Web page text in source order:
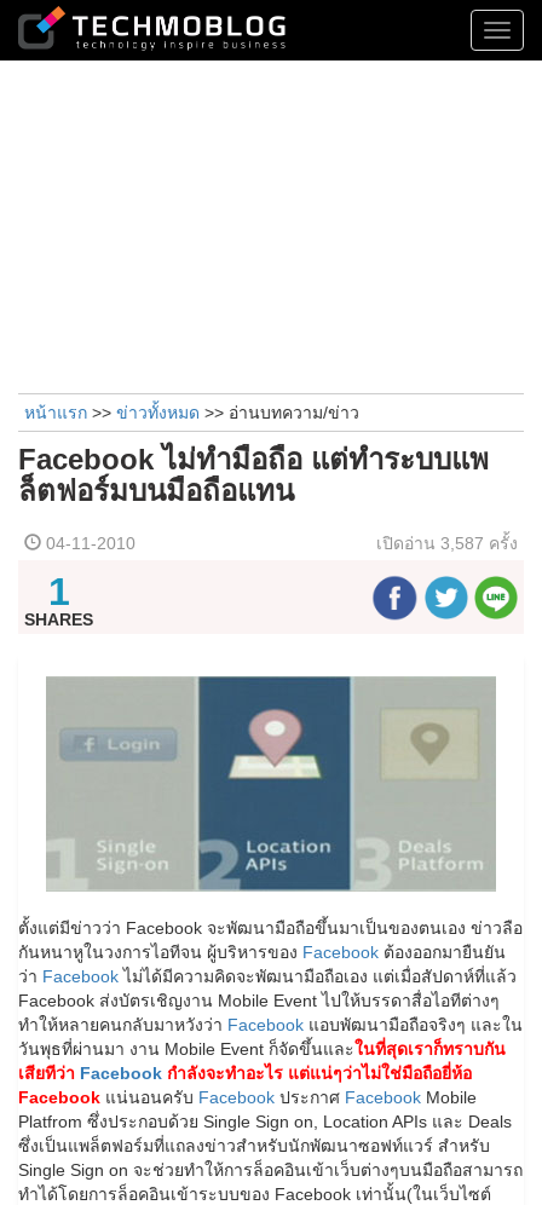
หน้าแรก >> ข่าวทั้งหมด >> อ่านบทความ/ข่าว
Facebook ไม่ทำมือถือ แต่ทำระบบแพ
ล็ตฟอร์มบนมือถือแทน
04-11-2010 เปิดอ่าน 3,587 ครั้ง
1
SHARES
ตั้งแต่มีข่าวว่า Facebook จะพัฒนามือถือขึ้นมาเป็นของตนเอง ข่าวลือ
กันหนาหูในวงการไอทีจน ผู้บริหารของ Facebook ต้องออกมายืนยัน
ว่า Facebookไม่ได้มีความคิดจะพัฒนามือถือเอง แต่เมื่อสัปดาห์ที่แล้ว
Facebook ส่งบัตรเชิญงาน Mobile Eventไปให้บรรดาสื่อไอทีต่างๆ
ทำให้หลายคนกลับมาหวังว่า Facebook แอบพัฒนามือถือจริงๆ และใน
วันพุธที่ผ่านมา งาน Mobile Event ก็จัดขึ้นและในที่สุดเราก็ทราบกัน
เสียทีว่า Facebook กำลังจะทำอะไร แต่แน่ๆว่าไม่ใช่มือถือยี่ห้อ
Facebook แน่นอนครับ Facebook ประกาศ Facebook Mobile
Platfrom ซึ่งประกอบด้วย Single Sign on, Location APIs และ Deals
ซึ่งเป็นแพล็ตฟอร์มที่แถลงข่าวสำหรับนักพัฒนาซอฟท์แวร์ สำหรับ
Single Sign on จะช่วยทำให้การล็อคอินเข้าเว็บต่างๆบนมือถือสามารถ
ทำได้โดยการล็อคอินเข้าระบบของ Facebook เท่านั้น(ในเว็บไซต์